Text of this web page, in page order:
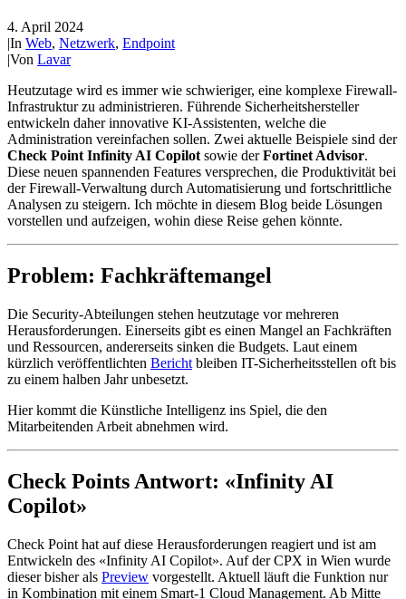
4. April 2024
|In Web, Netzwerk, Endpoint
|Von Lavar
Heutzutage wird es immer wie schwieriger, eine komplexe Firewall-
Infrastruktur zu administrieren. Führende Sicherheitshersteller
entwickeln daher innovative KI-Assistenten, welche die
Administration vereinfachen sollen. Zwei aktuelle Beispiele sind der
Check Point Infinity AI Copilot sowie derFortinet Advisor.
Diese neuen spannenden Features versprechen, die Produktivität bei
der Firewall-Verwaltung durch Automatisierung und fortschrittliche
Analysen zu steigern. Ich möchte in diesem Blog beide Lösungen
vorstellen und aufzeigen, wohin diese Reise gehen könnte.
Problem: Fachkräftemangel
Die Security-Abteilungen stehen heutzutage vor mehreren
Herausforderungen. Einerseits gibt es einen Mangel an Fachkräften
und Ressourcen, andererseits sinken die Budgets. Laut einem
kürzlich veröffentlichten Bericht bleiben IT-Sicherheitsstellen oft bis
zu einem halben Jahr unbesetzt.
Hier kommt die Künstliche Intelligenz ins Spiel, die den
Mitarbeitenden Arbeit abnehmen wird.
Check Points Antwort: «Infinity AI
Copilot»
Check Point hat auf diese Herausforderungen reagiert und ist am
Entwickeln des «Infinity AI Copilot». Auf der CPX in Wien wurde
dieser bisher als Preview vorgestellt. Aktuell läuft die Funktion nur
in Kombination mit einem Smart-1 Cloud Management. Ab Mitte